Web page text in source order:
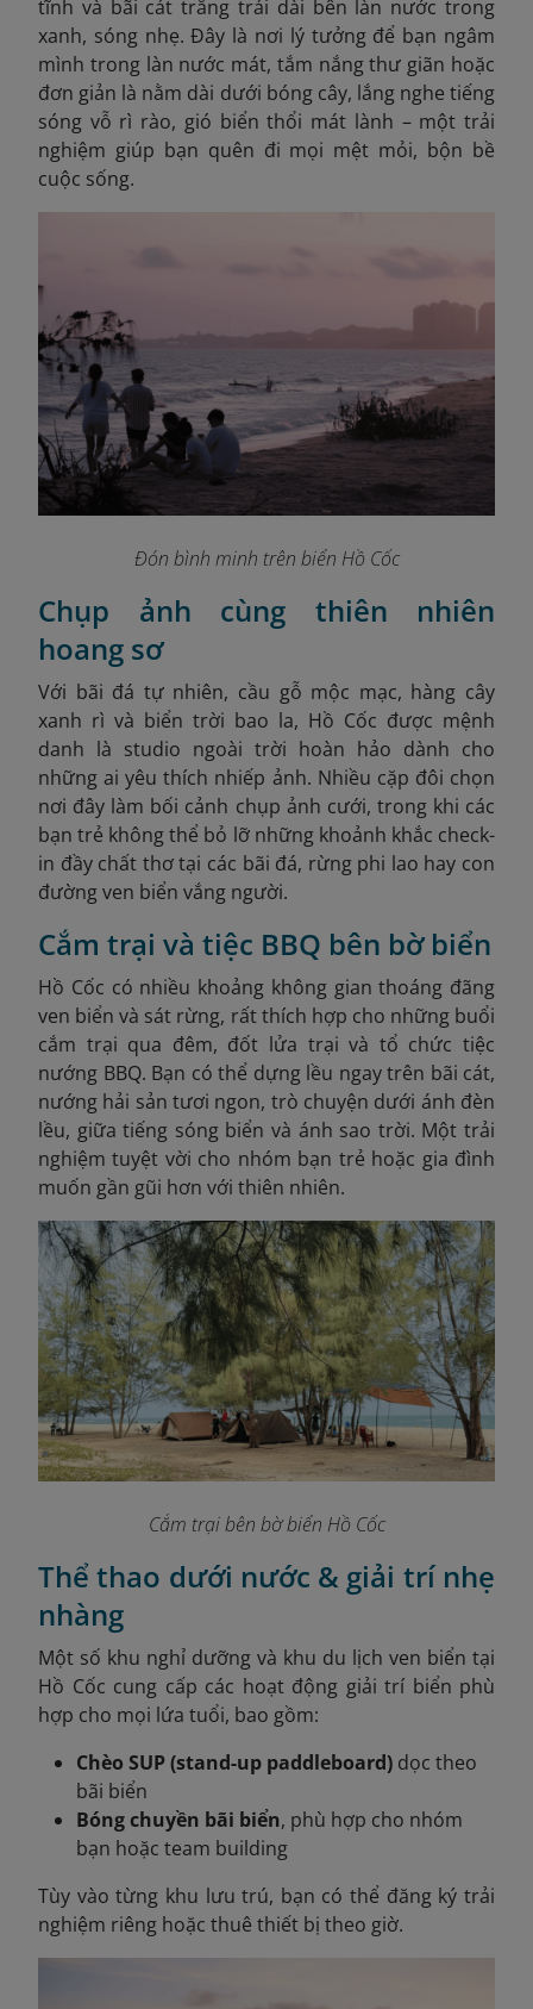
tĩnh và bãi cát trắng trải dài bên làn nước trong
xanh, sóng nhẹ. Đây là nơi lý tưởng để bạn ngâm
mình trong làn nước mát, tắm nắng thư giãn hoặc
đơn giản là nằm dài dưới bóng cây, lắng nghe tiếng
sóng vỗ rì rào, gió biển thổi mát lành – một trải
nghiệm giúp bạn quên đi mọi mệt mỏi, bộn bề
cuộc sống.
Đón bình minh trên biển Hồ Cốc
Chụp ảnh cùng thiên nhiên
hoang sơ
Với bãi đá tự nhiên, cầu gỗ mộc mạc, hàng cây
xanh rì và biển trời bao la, Hồ Cốc được mệnh
danh là studio ngoài trời hoàn hảo dành cho
những ai yêu thích nhiếp ảnh. Nhiều cặp đôi chọn
nơi đây làm bối cảnh chụp ảnh cưới, trong khi các
bạn trẻ không thể bỏ lỡ những khoảnh khắc check-
in đầy chất thơ tại các bãi đá, rừng phi lao hay con
đường ven biển vắng người.
Cắm trại và tiệc BBQ bên bờ biển
Hồ Cốc có nhiều khoảng không gian thoáng đãng
ven biển và sát rừng, rất thích hợp cho những buổi
cắm trại qua đêm, đốt lửa trại và tổ chức tiệc
nướng BBQ. Bạn có thể dựng lều ngay trên bãi cát,
nướng hải sản tươi ngon, trò chuyện dưới ánh đèn
lều, giữa tiếng sóng biển và ánh sao trời. Một trải
nghiệm tuyệt vời cho nhóm bạn trẻ hoặc gia đình
muốn gần gũi hơn với thiên nhiên.
Cắm trại bên bờ biển Hồ Cốc
Thể thao dưới nước & giải trí nhẹ
nhàng
Một số khu nghỉ dưỡng và khu du lịch ven biển tại
Hồ Cốc cung cấp các hoạt động giải trí biển phù
hợp cho mọi lứa tuổi, bao gồm:
Chèo SUP (stand-up paddleboard) dọc theo
bãi biển
Bóng chuyền bãi biển, phù hợp cho nhóm
bạn hoặc team building
Tùy vào từng khu lưu trú, bạn có thể đăng ký trải
nghiệm riêng hoặc thuê thiết bị theo giờ.